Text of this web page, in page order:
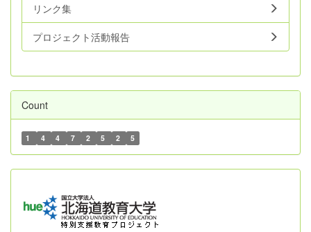
リンク集
プロジェクト活動報告
Count
1 4 4 7 2 5 2 5